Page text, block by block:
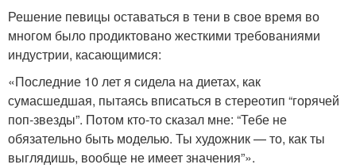
Решение певицы оставаться в тени в свое время во
многом было продиктовано жесткими требованиями
индустрии, касающимися:
«Последние 10 лет я сидела на диетах, как
сумасшедшая, пытаясь вписаться в стереотип “горячей
поп-звезды”. Потом кто-то сказал мне: “Тебе не
обязательно быть моделью. Ты художник — то, как ты
выглядишь, вообще не имеет значения”».